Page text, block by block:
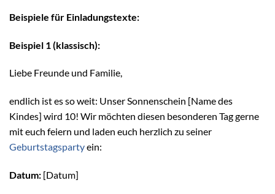
Beispiele für Einladungstexte:
Beispiel 1 (klassisch):
Liebe Freunde und Familie,
endlich ist es so weit: Unser Sonnenschein [Name des
Kindes] wird 10! Wir möchten diesen besonderen Tag gerne
mit euch feiern und laden euch herzlich zu seiner
Geburtstagspartyein:
Datum: [Datum]